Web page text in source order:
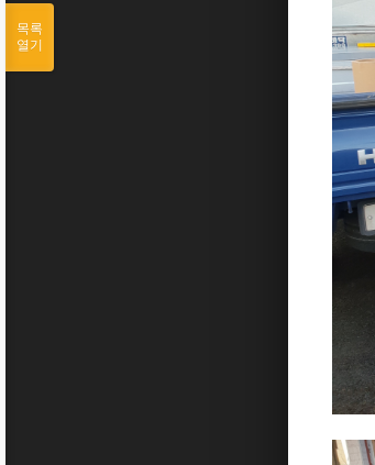
목록
열기